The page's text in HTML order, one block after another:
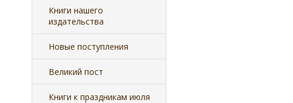
Книги нашего
издательства
Новые поступления
Великий пост
Книги к праздникам июля